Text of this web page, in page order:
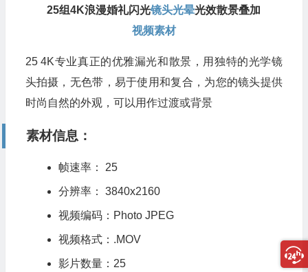
25组4K浪漫婚礼闪光镜头光晕光效散景叠加
视频素材
25 4K专业真正的优雅漏光和散景，用独特的光学镜
头拍摄，无色带，易于使用和复合，为您的镜头提供
时尚自然的外观，可以用作过渡或背景
素材信息：
帧速率： 25
分辨率： 3840x2160
视频编码：Photo JPEG
视频格式：.MOV
影片数量：25